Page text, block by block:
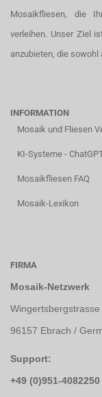
Mosaikfliesen, die
verleihen. Unser Ziel
anzubieten, die
INFORMATION
Mosaik und Fliesen
KI-Systeme -
Mosaikfliesen FAQ
Mosaik-Lexikon
FIRMA
Mosaik-Netzwerk
Wingertsbergstrasse
96157 Ebrach /
Support:
+49 (0)951-4082250